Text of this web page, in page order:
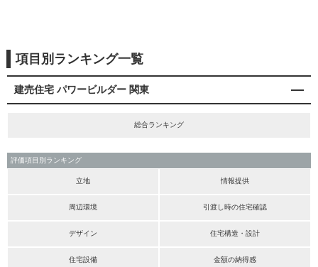
項目別ランキング一覧
建売住宅 パワービルダー 関東
総合ランキング
評価項目別ランキング
立地 情報提供
周辺環境 引渡し時の住宅確認
デザイン 住宅構造・設計
住宅設備 金額の納得感